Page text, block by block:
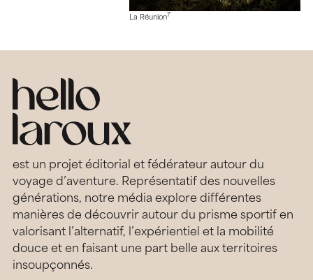
La Réunion7
est un projet éditorial et fédérateur autour du
voyage d’aventure. Représentatif des nouvelles
générations, notre média explore différentes
manières de découvrir autour du prisme sportif en
valorisant l’alternatif, l’expérientiel et la mobilité
douce et en faisant une part belle aux territoires
insoupçonnés.